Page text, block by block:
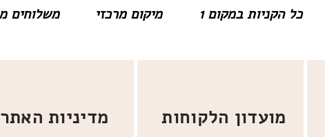
משלוחים מהירים מיקום מרכזי כל הקניות במקום 1
מדיניות האתר מועדון הלקוחות